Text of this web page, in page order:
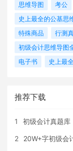
思维导图 考公
史上最全的公基思
特殊商品
行测
初级会计思维导图
电子书
史上最
推荐下载
1 初级会计真题库
2 20W+字初级会